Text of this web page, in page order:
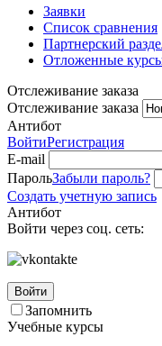
Заявки
Список сравнения
Партнерский
Отложенные
Отслеживание заказа
Отслеживание заказа
Антибот
ВойтиРегистрация
E-mail
ПарольЗабыли пароль?
Создать учетную запись
Антибот
Войти через соц. сеть:
Войти
Запомнить
Учебные курсы